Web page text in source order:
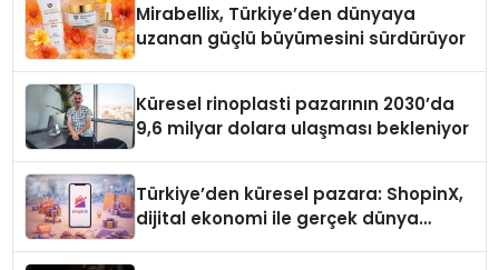
Mirabellix, Türkiye’den dünyaya
uzanan güçlü büyümesini sürdürüyor
Küresel rinoplasti pazarının 2030’da
9,6 milyar dolara ulaşması bekleniyor
Türkiye’den küresel pazara: ShopinX,
dijital ekonomi ile gerçek dünya